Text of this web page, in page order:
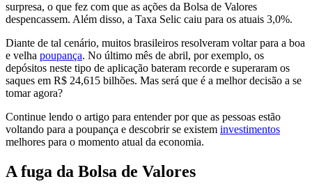
surpresa, o que fez com que as ações da Bolsa de Valores
despencassem. Além disso, a Taxa Selic caiu para os atuais 3,0%.
Diante de tal cenário, muitos brasileiros resolveram voltar para a boa
e velha poupança. No último mês de abril, por exemplo, os
depósitos neste tipo de aplicação bateram recorde e superaram os
saques em R$ 24,615 bilhões. Mas será que é a melhor decisão a se
tomar agora?
Continue lendo o artigo para entender por que as pessoas estão
voltando para a poupança e descobrir se existem investimentos
melhores para o momento atual da economia.
A fuga da Bolsa de Valores